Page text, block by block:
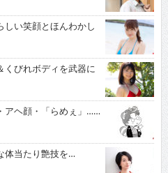
い笑顔とほんわかし
びれボディを武器に
ヘ顔・「らめぇ」……
当たり艶技を…